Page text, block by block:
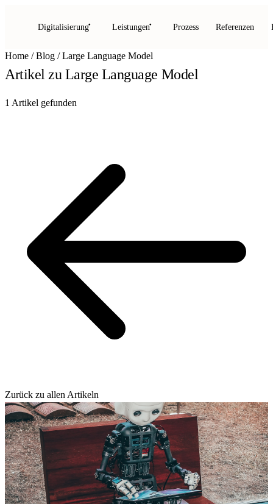
Digitalisierung Leistungen Prozess Referenzen
Home / Blog / Large Language Model
Artikel zu Large Language Model
1 Artikel gefunden
Zurück zu allen Artikeln